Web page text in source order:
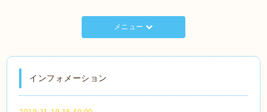
メニュー
インフォメーション